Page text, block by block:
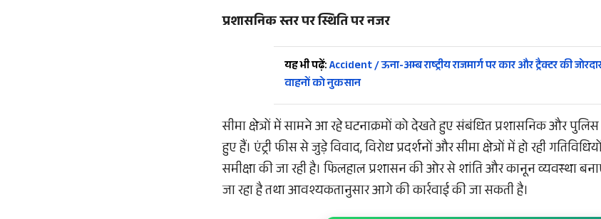
प्रशासनिक स्तर पर स्थिति पर नजर
यह भी पढ़ें:Accident / ऊना-अम्ब राष्ट्रीय राजमार्ग पर कार और ट्रैक्टर की
वाहनों को नुकसान
सीमा क्षेत्रों में सामने आ रहे घटनाक्रमों को देखते हुए संबंधित प्रशासनिक और
हुए हैं। एंट्री फीस से जुड़े विवाद, विरोध प्रदर्शनों और सीमा क्षेत्रों में हो रही
समीक्षा की जा रही है। फिलहाल प्रशासन की ओर से शांति और कानून व्यवस्था
जा रहा है तथा आवश्यकतानुसार आगे की कार्रवाई की जा सकती है।